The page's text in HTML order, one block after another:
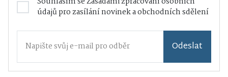
údajůpro zasílání novinek a obchodních sdělení
Odeslat